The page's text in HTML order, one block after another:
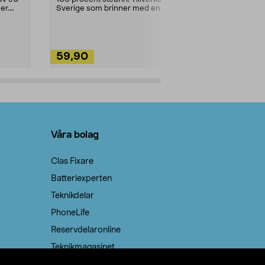
Sverige som brinner med en
59,90
Våra bolag
Clas Fixare
Batteriexperten
Teknikdelar
PhoneLife
Reservdelaronline
Teknikmagasinet